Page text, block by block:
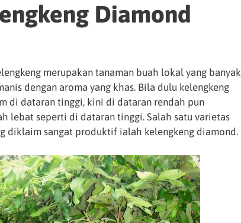
Diamond
merupakan tanaman buah lokal yang banyak
dengan aroma yang khas. Bila dulu kelengkeng
di dataran tinggi, kini di dataran rendah pun
lebat seperti di dataran tinggi. Salah satu varietas
diklaim sangat produktif ialah kelengkeng diamond.